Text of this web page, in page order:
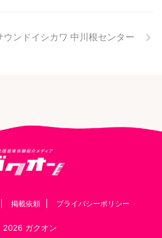
ウンドイシカワ 中川根センター
掲載依頼 プライバシーポリシー
ガクオン